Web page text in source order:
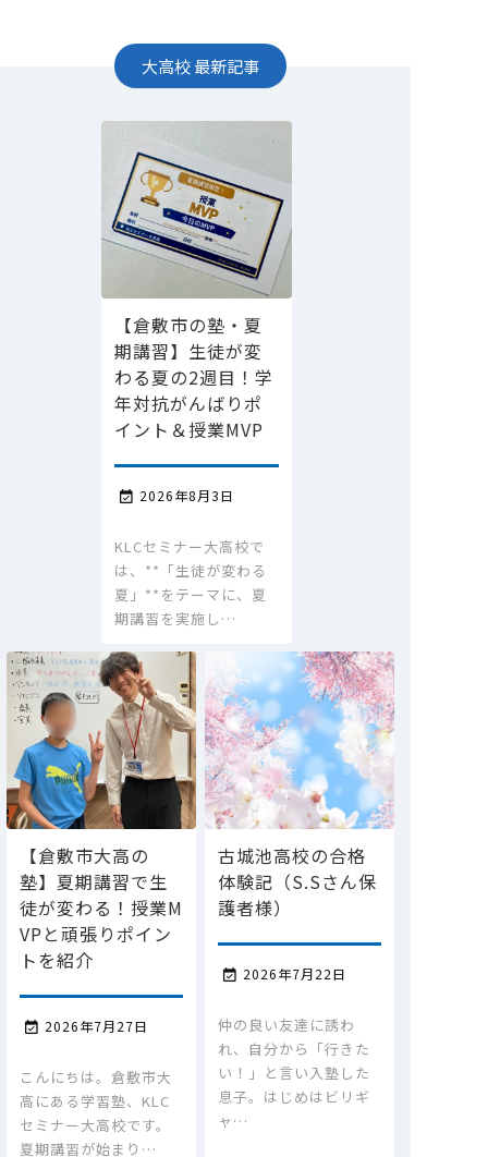
大高校最新記事
【倉敷市の塾・夏
期講習】生徒が変
わる夏の2週目！学
年対抗がんばりポ
イント＆授業MVP
 2026年8月3日
KLCセミナー大高校で
は、**「生徒が変わる
夏」**をテーマに、夏
期講習を実施し…
【倉敷市大高の
塾】夏期講習で生
徒が変わる！授業M
VPと頑張りポイン
トを紹介
 2026年7月27日
こんにちは。倉敷市大
高にある学習塾、KLC
セミナー大高校です。
夏期講習が始まり…
古城池高校の合格
体験記（S.Sさん保
護者様）
 2026年7月22日
仲の良い友達に誘わ
れ、自分から「行きた
い！」と言い入塾した
息子。はじめはビリギ
ャ…